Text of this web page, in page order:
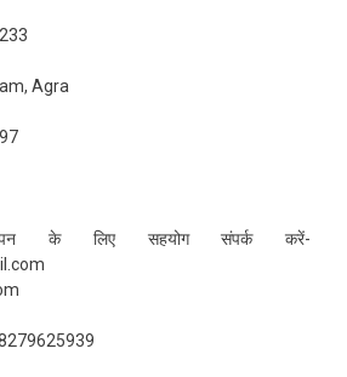
Agra
के लिए सहयोग संपर्क करें-